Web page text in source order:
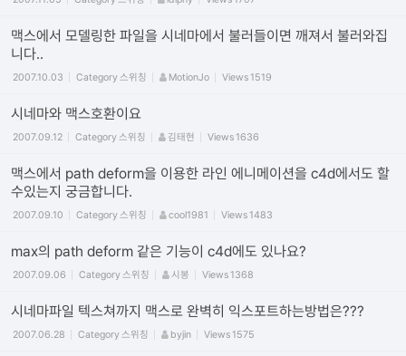
맥스에서 모델링한 파일을 시네마에서 불러들이면 깨져서 불러와집
니다..
2007.10.03 Category스위칭 MotionJo Views1519
시네마와 맥스호환이요
2007.09.12 Category스위칭 김태현 Views1636
맥스에서 path deform을 이용한 라인 에니메이션을 c4d에서도 할
수있는지 궁금합니다.
2007.09.10 Category스위칭 cool1981 Views1483
max의 path deform 같은 기능이 c4d에도 있나요?
2007.09.06 Category스위칭 시봉 Views1368
시네마파일 텍스쳐까지 맥스로 완벽히 익스포트하는방법은???
2007.06.28 Category스위칭 byjin Views1575